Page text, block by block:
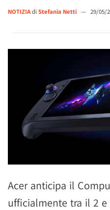
NOTIZIAdi Stefania Netti — 29/05/
Acer anticipa il
ufficialmente tra il 2